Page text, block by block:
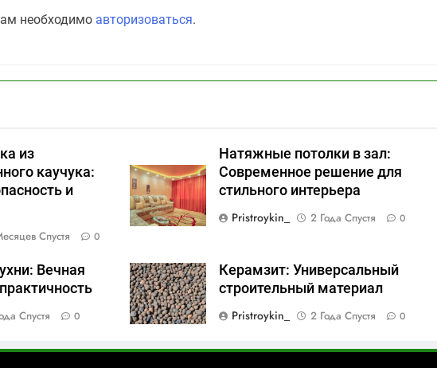
необходимо авторизоваться.
из
каучука:
и
Спустя 0
Натяжные потолки в зал:
Современное решение для
стильного интерьера
Pristroykin_
2 Года Спустя 0
Вечная
Спустя 0
Керамзит: Универсальный
строительный материал
Pristroykin_
2 Года Спустя 0